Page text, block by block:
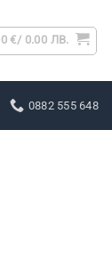
€/ 0.00 ЛВ.
0882 555 648